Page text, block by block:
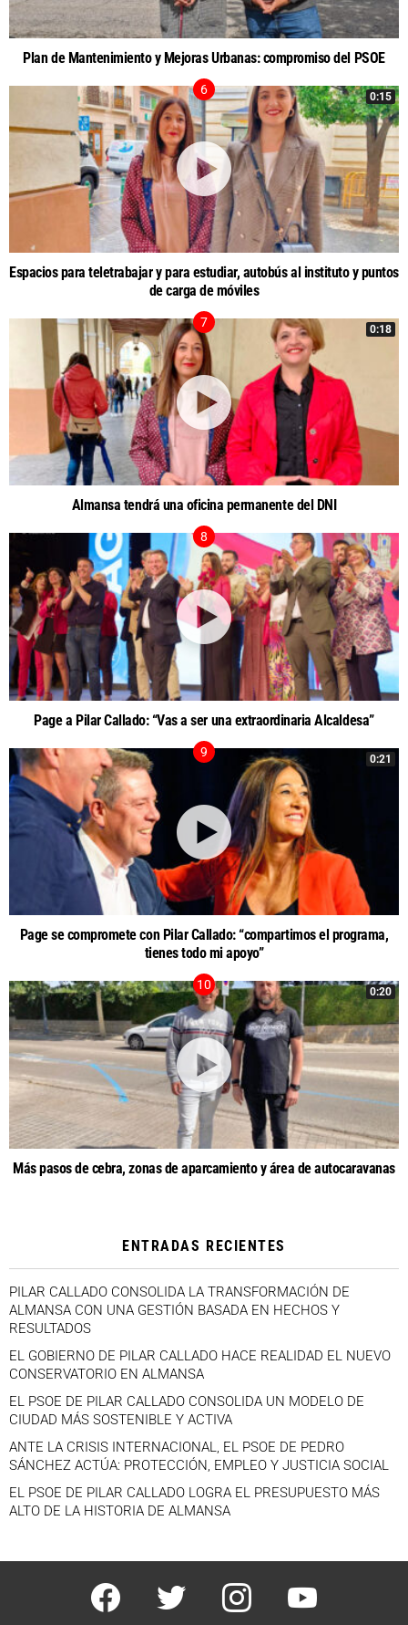
Plan de Mantenimiento y Mejoras Urbanas: compromiso del PSOE
0:15
Espacios para teletrabajar y para estudiar, autobús al instituto y puntos
de carga de móviles
0:18
Almansa tendrá una oficina permanente del DNI
Page a Pilar Callado: “Vas a ser una extraordinaria Alcaldesa”
0:21
Page se compromete con Pilar Callado: “compartimos el programa,
tienes todo mi apoyo”
0:20
Más pasos de cebra, zonas de aparcamiento y área de autocaravanas
ENTRADAS RECIENTES
PILAR CALLADO CONSOLIDA LA TRANSFORMACIÓN DE
ALMANSA CON UNA GESTIÓN BASADA EN HECHOS Y
RESULTADOS
EL GOBIERNO DE PILAR CALLADO HACE REALIDAD EL NUEVO
CONSERVATORIO EN ALMANSA
EL PSOE DE PILAR CALLADO CONSOLIDA UN MODELO DE
CIUDAD MÁS SOSTENIBLE Y ACTIVA
ANTE LA CRISIS INTERNACIONAL, EL PSOE DE PEDRO
SÁNCHEZ ACTÚA: PROTECCIÓN, EMPLEO Y JUSTICIA SOCIAL
EL PSOE DE PILAR CALLADO LOGRA EL PRESUPUESTO MÁS
ALTO DE LA HISTORIA DE ALMANSA
facebook twitter instagram